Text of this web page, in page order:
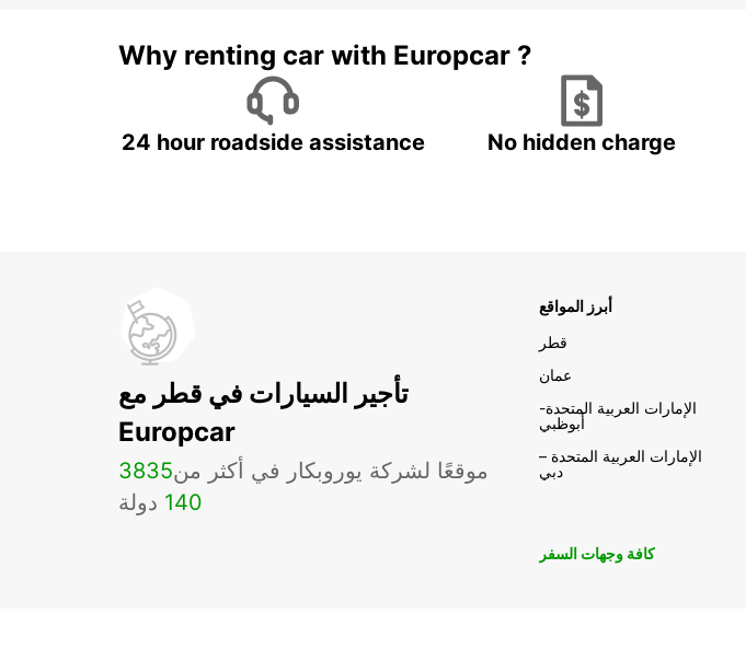
Why renting car with Europcar ?
24 hour roadside assistance No hidden charge
تأجير السيارات في قطر مع
Europcar
3835موقعًا لشركة يوروبكار في أكثر من
140 دولة
أبرز المواقع
قطر
عمان
الإمارات العربية المتحدة-
أبوظبي
الإمارات العربية المتحدة –
دبي
كافة وجهات السفر